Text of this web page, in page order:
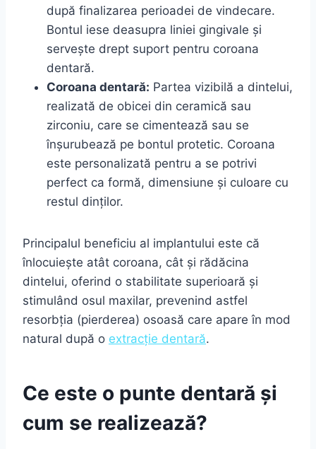
după finalizarea perioadei de vindecare.
Bontul iese deasupra liniei gingivale și
servește drept suport pentru coroana
dentară.
Coroana dentară: Partea vizibilă a dintelui,
realizată de obicei din ceramică sau
zirconiu, care se cimentează sau se
înșurubează pe bontul protetic. Coroana
este personalizată pentru a se potrivi
perfect ca formă, dimensiune și culoare cu
restul dinților.
Principalul beneficiu al implantului este că
înlocuiește atât coroana, cât și rădăcina
dintelui, oferind o stabilitate superioară și
stimulând osul maxilar, prevenind astfel
resorbția (pierderea) osoasă care apare în mod
natural după o extracție dentară.
Ce este o punte dentară și
cum se realizează?